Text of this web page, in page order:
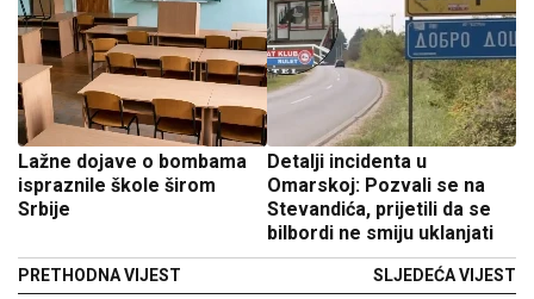
Lažne dojave o bombama
ispraznile škole širom
Srbije
PRETHODNA VIJEST
Detalji incidenta u
Omarskoj: Pozvali se na
Stevandića, prijetili da se
bilbordi ne smiju uklanjati
SLJEDEĆA VIJEST